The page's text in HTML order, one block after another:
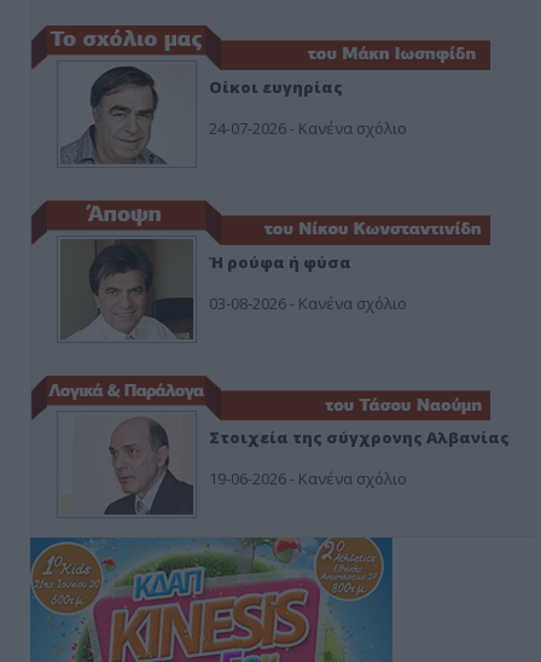
Οίκοι ευγηρίας
24-07-2026 - Κανένα σχόλιο
Ή ρούφα ή φύσα
03-08-2026 - Κανένα σχόλιο
Στοιχεία της σύγχρονης Αλβανίας
19-06-2026 - Κανένα σχόλιο